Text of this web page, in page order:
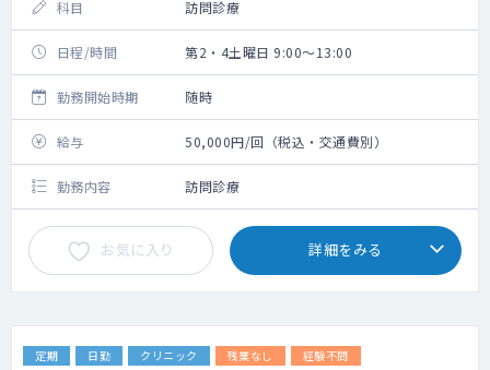
科目 訪問診療
日程/時間 第2・4土曜日 9:00～13:00
勤務開始時期 随時
給与 50,000円/回（税込・交通費別）
勤務内容 訪問診療
お気に入り 詳細をみる
定期 日勤 クリニック 残業なし
経験不問